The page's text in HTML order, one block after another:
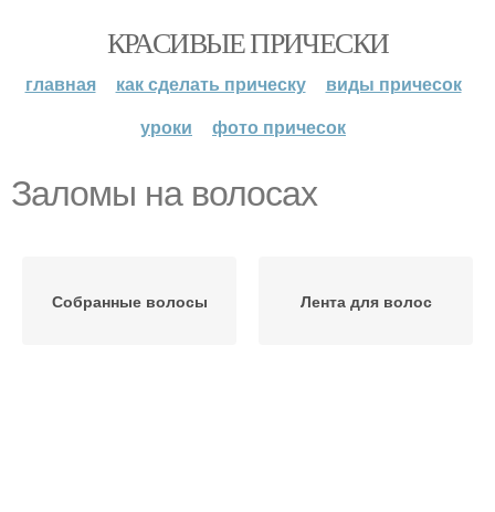
КРАСИВЫЕ ПРИЧЕСКИ
главная как сделать прическу
виды причесок
уроки
фото причесок
Заломы на волосах
Собранные волосы Лента для волос